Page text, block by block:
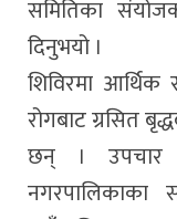
समितिका
दिनुभयो ।
शिविरमा आर्थिक
रोगबाट ग्रसित
छन् । उपचार
नगरपालिकाका